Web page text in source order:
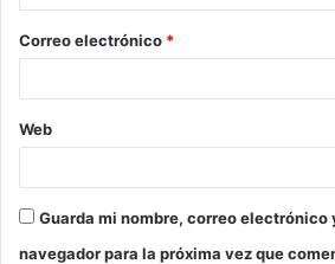
*
Correo electrónico *
Web
Guarda mi nombre, correo electrónico
navegador para la próxima vez que